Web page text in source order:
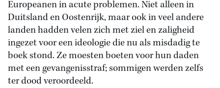
Europeanen in acute problemen. Niet alleen in
Duitsland en Oostenrijk, maar ook in veel andere
landen hadden velen zich met ziel en zaligheid
ingezet voor een ideologie die nu als misdadig te
boek stond. Ze moesten boeten voor hun daden
met een gevangenisstraf; sommigen werden zelfs
ter dood veroordeeld.